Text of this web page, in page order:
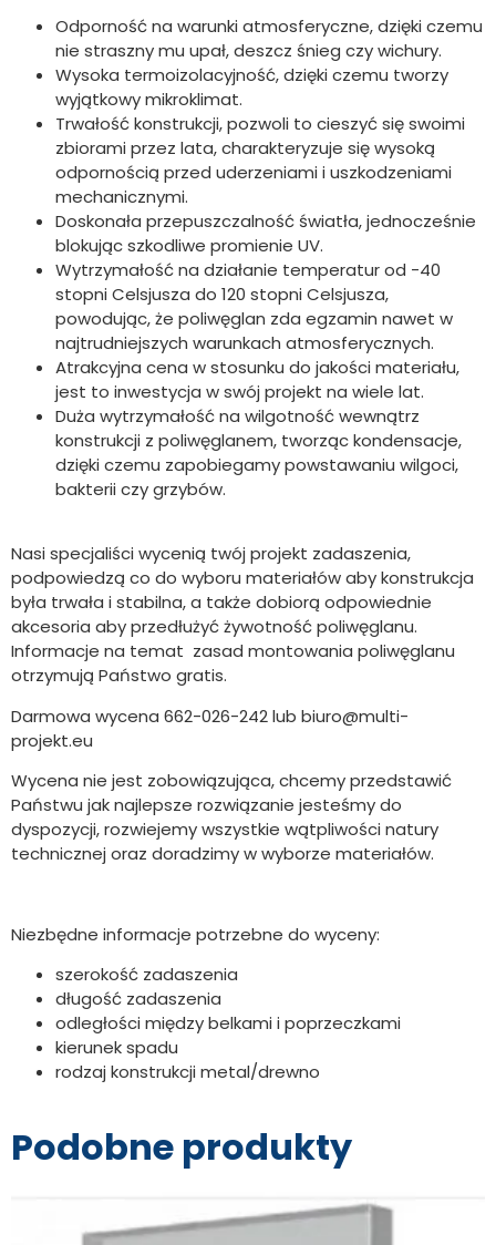
Odporność na warunki atmosferyczne, dzięki czemu
nie straszny mu upał, deszcz śnieg czy wichury.
Wysoka termoizolacyjność, dzięki czemu tworzy
wyjątkowy mikroklimat.
Trwałość konstrukcji, pozwoli to cieszyć się swoimi
zbiorami przez lata, charakteryzuje się wysoką
odpornością przed uderzeniami i uszkodzeniami
mechanicznymi.
Doskonała przepuszczalność światła, jednocześnie
blokując szkodliwe promienie UV.
Wytrzymałość na działanie temperatur od -40
stopni Celsjusza do 120 stopni Celsjusza,
powodując, że poliwęglan zda egzamin nawet w
najtrudniejszych warunkach atmosferycznych.
Atrakcyjna cena w stosunku do jakości materiału,
jest to inwestycja w swój projekt na wiele lat.
Duża wytrzymałość na wilgotność wewnątrz
konstrukcji z poliwęglanem, tworząc kondensacje,
dzięki czemu zapobiegamy powstawaniu wilgoci,
bakterii czy grzybów.
Nasi specjaliści wycenią twój projekt zadaszenia,
podpowiedzą co do wyboru materiałów aby konstrukcja
była trwała i stabilna, a także dobiorą odpowiednie
akcesoria aby przedłużyć żywotność poliwęglanu.
Informacje na temat zasad montowania poliwęglanu
otrzymują Państwo gratis.
Darmowa wycena 662-026-242 lub biuro@multi-
projekt.eu
Wycena nie jest zobowiązująca, chcemy przedstawić
Państwu jak najlepsze rozwiązanie jesteśmy do
dyspozycji, rozwiejemy wszystkie wątpliwości natury
technicznej oraz doradzimy w wyborze materiałów.
Niezbędne informacje potrzebne do wyceny:
szerokość zadaszenia
długość zadaszenia
odległości między belkami i poprzeczkami
kierunek spadu
rodzaj konstrukcji metal/drewno
Podobne produkty